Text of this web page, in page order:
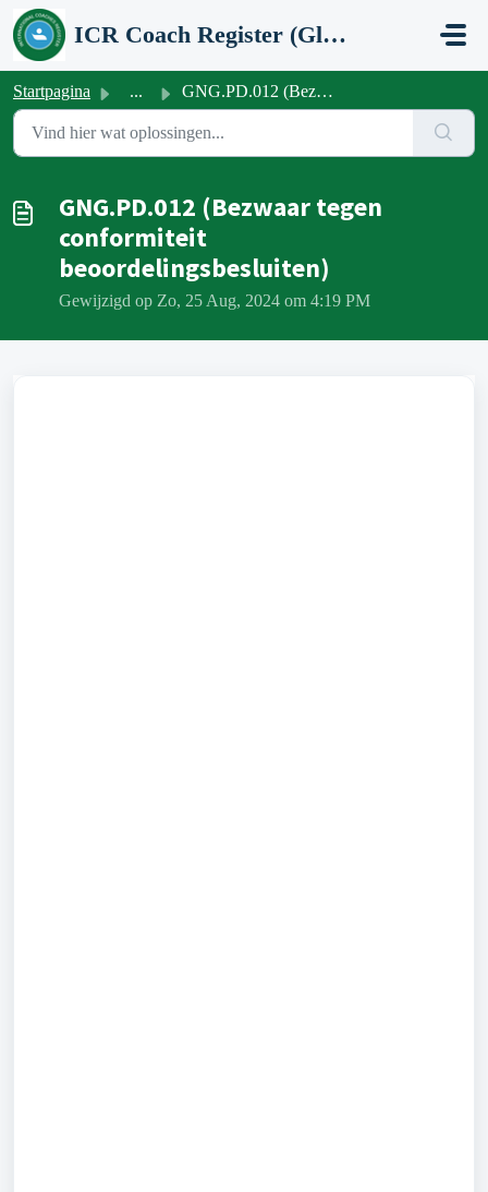
Doorgaan naar hoofdinhoud
ICR Coach Register (Global Network Group)
Startpagina ... GNG.PD.012 (Bezwaar tegen conformiteit beoordelingsbeslui...
GNG.PD.012 (Bezwaar tegen
conformiteit
beoordelingsbesluiten)
Gewijzigd op Zo, 25 Aug, 2024 om 4:19 PM